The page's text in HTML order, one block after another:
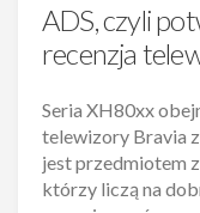
ADS, czyli
recenzja
Seria XH80xx
telewizory Bravia
jest przedmiotem
którzy liczą na